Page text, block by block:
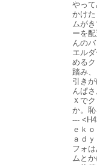
やっ
かけ
ムが
ーを
んの
エル
める
踏み
引き
んぱ
Ｘで
か。恥
---
ｅｋ
ａｄ
フォ
ムと